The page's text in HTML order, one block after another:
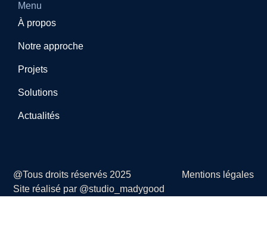
Menu
À propos
Notre approche
Projets
Solutions
Actualités
@Tous droits réservés 2025
Mentions légales
Site réalisé par @studio_madygood